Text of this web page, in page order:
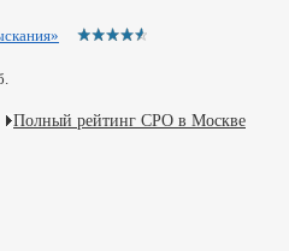
Полный рейтинг СРО в Москве